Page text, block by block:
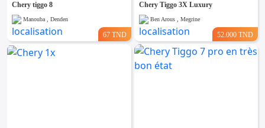
Chery tiggo 8
Manouba , Denden
67 TND
Chery Tiggo 3X Luxury
Ben Arous , Megrine
52.000 TND